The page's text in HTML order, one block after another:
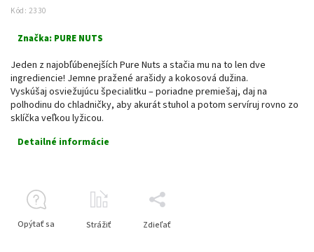
Kód: 2330
Značka: PURE NUTS
Jeden z najobľúbenejších Pure Nuts a stačia mu na to len dve
ingrediencie! Jemne pražené arašidy a kokosová dužina.
Vyskúšaj osviežujúcu špecialitku – poriadne premiešaj, daj na
polhodinu do chladničky, aby akurát stuhol a potom servíruj rovno zo
sklíčka veľkou lyžicou.
Detailné informácie
Opýtať sa Strážiť Zdieľať